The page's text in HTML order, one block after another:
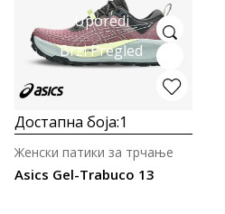
Uporedi
Brzi Pregled
Достапна боја:1
Asics Gel-Trabuco 13
Женски патики за трчање